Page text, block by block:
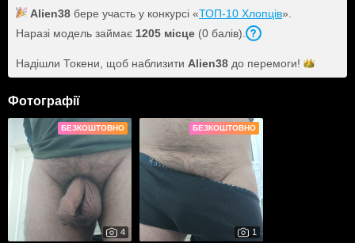
Alien38 бере участь у конкурсі «ТОП-10 Хлопців».
Наразі модель займає 1205 місце (0 балів).
Надішли Токени, щоб наблизити Alien38 до перемоги!
Фотографії
БЕЗКОШТОВНО
4
БЕЗКОШТОВНО
1